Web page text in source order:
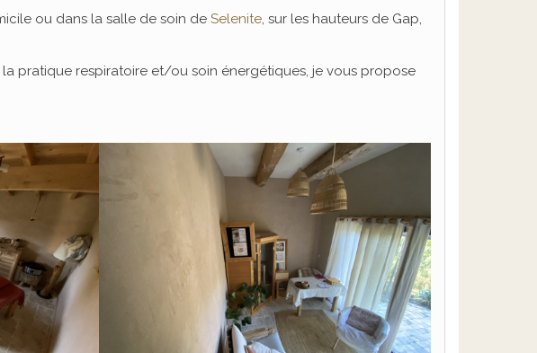
ou dans la salle de soin de Selenite, sur les hauteurs de Gap,
pratique respiratoire et/ou soin énergétiques, je vous propose